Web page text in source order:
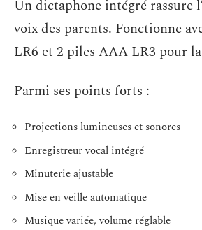
Un dictaphone intégré rassure
voix des parents. Fonctionne
LR6 et 2 piles AAA LR3 pour
Parmi ses points forts :
Projections lumineuses et sonores
Enregistreur vocal intégré
Minuterie ajustable
Mise en veille automatique
Musique variée, volume réglable